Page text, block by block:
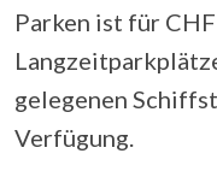
Parken ist für
gelegenen
Verfügung.